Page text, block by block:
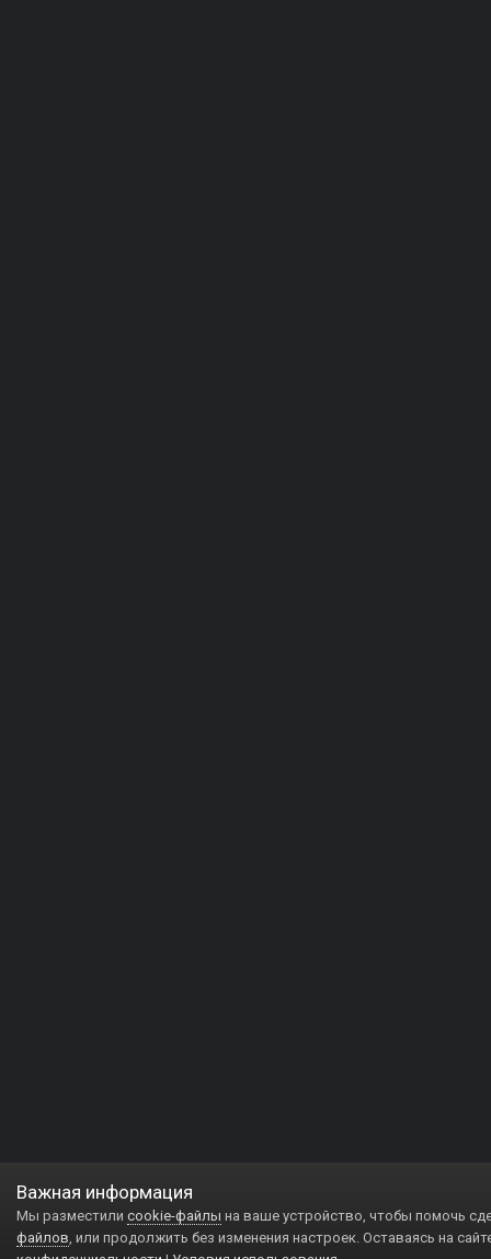
Важная информация
Мы разместили cookie-файлы на ваше устройство, чтобы помочь
файлов, или продолжить без изменения настроек. Оставаясь на